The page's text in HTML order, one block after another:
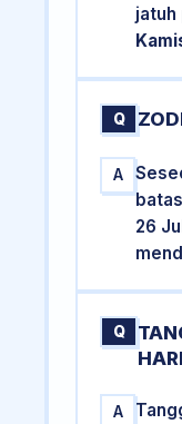
jatuh
Q
A
26
Q
A